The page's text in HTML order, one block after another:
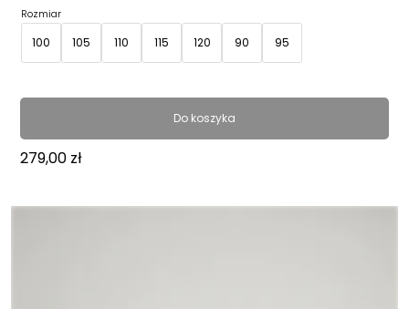
Rozmiar
100 105 110 115 120 90 95
Do koszyka
279,00 zł